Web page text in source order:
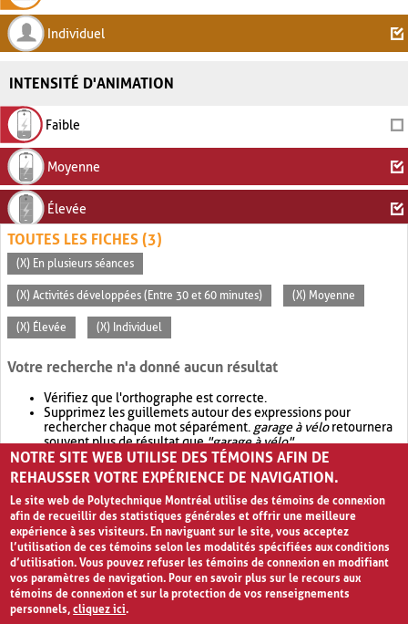
Individuel
INTENSITÉ D'ANIMATION
Faible
Moyenne
Élevée
TOUTES LES FICHES (3)
(X) En plusieurs séances
(X) Activités développées (Entre 30 et 60 minutes) (X) Moyenne
(X) Élevée (X) Individuel
Votre recherche n'a donné aucun résultat
Vérifiez que l'orthographe est correcte.
Supprimez les guillemets autour des expressions pour
rechercher chaque mot séparément. garage à véloretournera
souvent plus de résultat que"garage à vélo".
Envisagez d'élargir votre recherche avec OR.garage OR vélo
retournera souvent plus de résultat quegarage à vélo
NOTRE SITE WEB UTILISE DES TÉMOINS AFIN DE
REHAUSSER VOTRE EXPÉRIENCE DE NAVIGATION.
Le site web de Polytechnique Montréal utilise des témoins de connexion
afin de recueillir des statistiques générales et offrir une meilleure
expérience à ses visiteurs. En naviguant sur le site, vous acceptez
l’utilisation de ces témoins selon les modalités spécifiées aux conditions
d’utilisation. Vous pouvez refuser les témoins de connexion en modifiant
vos paramètres de navigation. Pour en savoir plus sur le recours aux
témoins de connexion et sur la protection de vos renseignements
personnels,cliquez ici.